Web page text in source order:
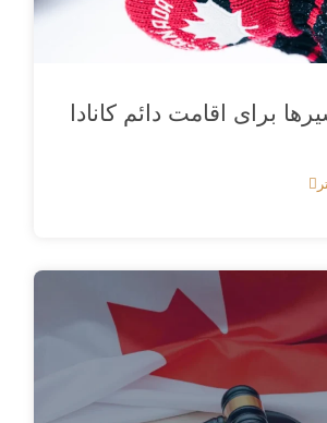
برای اقامت دائم کانادا